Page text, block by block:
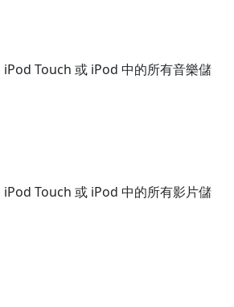
Touch 或 iPod 中的所有音樂儲
Touch 或 iPod 中的所有影片儲